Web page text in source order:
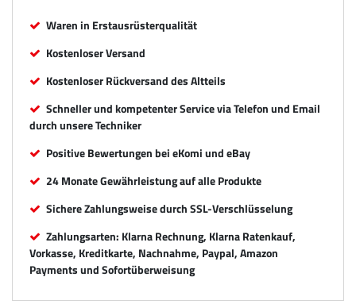
Waren in Erstausrüsterqualität
Kostenloser Versand
Kostenloser Rückversand des Altteils
Schneller und kompetenter Service via Telefon und Email
durch unsere Techniker
Positive Bewertungen bei eKomi und eBay
24 Monate Gewährleistung auf alle Produkte
Sichere Zahlungsweise durch SSL-Verschlüsselung
Zahlungsarten: Klarna Rechnung, Klarna Ratenkauf,
Vorkasse, Kreditkarte, Nachnahme, Paypal, Amazon
Payments und Sofortüberweisung